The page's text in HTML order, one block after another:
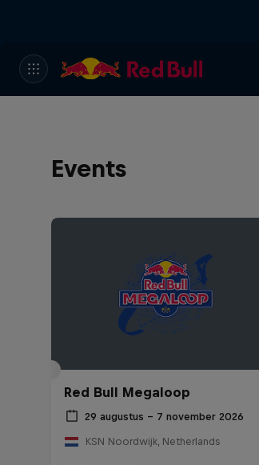
Events
Red Bull Megaloop
29 augustus – 7 november 2026
KSN Noordwijk, Netherlands